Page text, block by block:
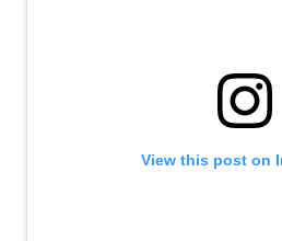
View this post on